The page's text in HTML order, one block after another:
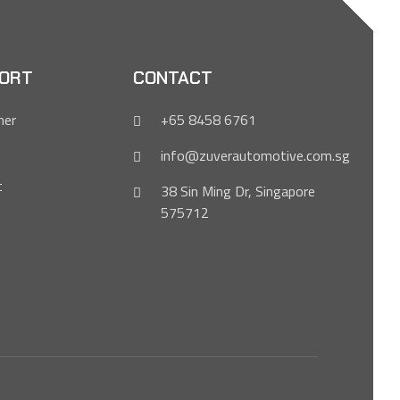
CONTACT
+65 8458 6761
info@zuverautomotive.com.sg
38 Sin Ming Dr, Singapore
575712